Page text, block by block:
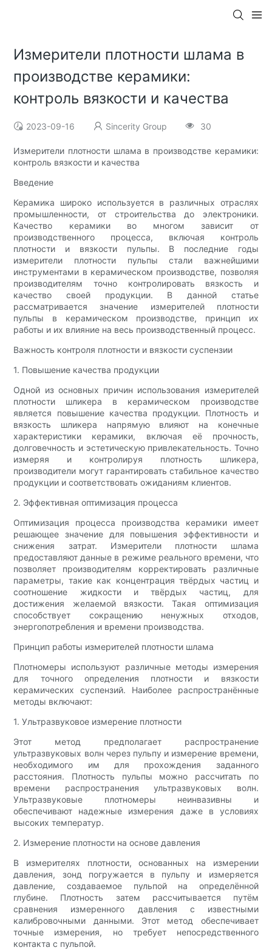
Измерители плотности шлама в
производстве керамики:
контроль вязкости и качества
2023-09-16 Sincerity Group 30
Измерители плотности шлама в производстве керамики:
контроль вязкости и качества
Введение
Керамика широко используется в различных отраслях
промышленности, от строительства до электроники.
Качество керамики во многом зависит от
производственного процесса, включая контроль
плотности и вязкости пульпы. В последние годы
измерители плотности пульпы стали важнейшими
инструментами в керамическом производстве, позволяя
производителям точно контролировать вязкость и
качество своей продукции. В данной статье
рассматривается значение измерителей плотности
пульпы в керамическом производстве, принцип их
работы и их влияние на весь производственный процесс.
Важность контроля плотности и вязкости суспензии
1. Повышение качества продукции
Одной из основных причин использования измерителей
плотности шликера в керамическом производстве
является повышение качества продукции. Плотность и
вязкость шликера напрямую влияют на конечные
характеристики керамики, включая её прочность,
долговечность и эстетическую привлекательность. Точно
измеряя и контролируя плотность шликера,
производители могут гарантировать стабильное качество
продукции и соответствовать ожиданиям клиентов.
2. Эффективная оптимизация процесса
Оптимизация процесса производства керамики имеет
решающее значение для повышения эффективности и
снижения затрат. Измерители плотности шлама
предоставляют данные в режиме реального времени, что
позволяет производителям корректировать различные
параметры, такие как концентрация твёрдых частиц и
соотношение жидкости и твёрдых частиц, для
достижения желаемой вязкости. Такая оптимизация
способствует сокращению ненужных отходов,
энергопотребления и времени производства.
Принцип работы измерителей плотности шлама
Плотномеры используют различные методы измерения
для точного определения плотности и вязкости
керамических суспензий. Наиболее распространённые
методы включают:
1. Ультразвуковое измерение плотности
Этот метод предполагает распространение
ультразвуковых волн через пульпу и измерение времени,
необходимого им для прохождения заданного
расстояния. Плотность пульпы можно рассчитать по
времени распространения ультразвуковых волн.
Ультразвуковые плотномеры неинвазивны и
обеспечивают надежные измерения даже в условиях
высоких температур.
2. Измерение плотности на основе давления
В измерителях плотности, основанных на измерении
давления, зонд погружается в пульпу и измеряется
давление, создаваемое пульпой на определённой
глубине. Плотность затем рассчитывается путём
сравнения измеренного давления с известными
калибровочными данными. Этот метод обеспечивает
точные измерения, но требует непосредственного
контакта с пульпой.